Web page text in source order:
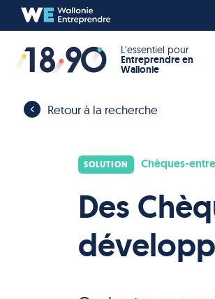
L’essentiel pour
Entreprendre en
Wallonie
Retour à la recherche
SOLUTION Chèques-
Des